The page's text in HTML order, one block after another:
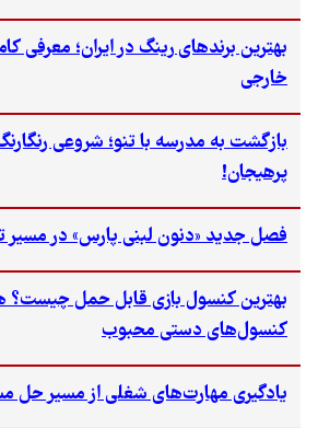
بهترین برندهای رینگ در ایران؛ معرفی
خارجی
بازگشت به مدرسه با تنو؛ شروعی
پرهیجان!
فصل جدید «دنون لبنی پارس» در مسیر
بهترین کنسول بازی قابل حمل چیست؟
کنسول‌های دستی محبوب
یادگیری مهارت‌های شغلی از مسیر حل